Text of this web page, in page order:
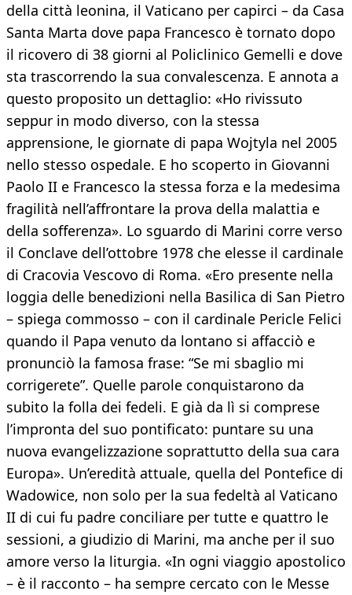
della città leonina, il Vaticano per capirci – da Casa
Santa Marta dove papa Francesco è tornato dopo
il ricovero di 38 giorni al Policlinico Gemelli e dove
sta trascorrendo la sua convalescenza. E annota a
questo proposito un dettaglio: «Ho rivissuto
seppur in modo diverso, con la stessa
apprensione, le giornate di papa Wojtyla nel 2005
nello stesso ospedale. E ho scoperto in Giovanni
Paolo II e Francesco la stessa forza e la medesima
fragilità nell’affrontare la prova della malattia e
della sofferenza». Lo sguardo di Marini corre verso
il Conclave dell’ottobre 1978 che elesse il cardinale
di Cracovia Vescovo di Roma. «Ero presente nella
loggia delle benedizioni nella Basilica di San Pietro
– spiega commosso – con il cardinale Pericle Felici
quando il Papa venuto da lontano si affacciò e
pronunciò la famosa frase: “Se mi sbaglio mi
corrigerete”. Quelle parole conquistarono da
subito la folla dei fedeli. E già da lì si comprese
l’impronta del suo pontificato: puntare su una
nuova evangelizzazione soprattutto della sua cara
Europa». Un’eredità attuale, quella del Pontefice di
Wadowice, non solo per la sua fedeltà al Vaticano
II di cui fu padre conciliare per tutte e quattro le
sessioni, a giudizio di Marini, ma anche per il suo
amore verso la liturgia. «In ogni viaggio apostolico
– è il racconto – ha sempre cercato con le Messe